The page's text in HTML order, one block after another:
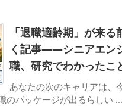
「退職適齢期」が来
く記事——シニアエン
職、研究でわかったこ
あなたの次のキャリアは、
のパッケージが出るらしい ...